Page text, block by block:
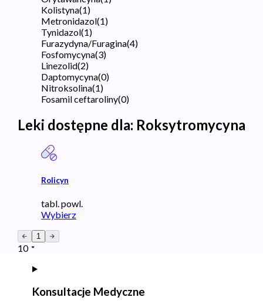
Kolistyna(1)
Metronidazol(1)
Tynidazol(1)
Furazydyna/Furagina(4)
Fosfomycyna(3)
Linezolid(2)
Daptomycyna(0)
Nitroksolina(1)
Fosamil ceftaroliny(0)
Leki dostępne dla: Roksytromycyna
Rolicyn
tabl. powl.
Wybierz
1
10
Konsultacje Medyczne